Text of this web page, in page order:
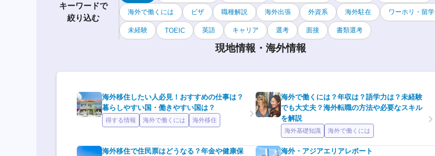
キーワードで
絞り込む
海外で働くには ビザ 職種解説 海外出張 外資系 海外駐在 ワーホリ・留学
未経験 TOEIC 英語 キャリア 選考 面接 書類選考
現地情報・海外情報
海外移住したい人必見！おすすめの仕事は？
暮らしやすい国・働きやすい国は？
得する情報 海外で働くには 海外移住
海外で働くには？年収は？語学力は？未経験
でも大丈夫？海外転職の方法や必要なスキル
を解説
海外基礎知識 海外で働くには
海外移住で住民票はどうなる？年金や健康保
海外・アジアエリアレポート